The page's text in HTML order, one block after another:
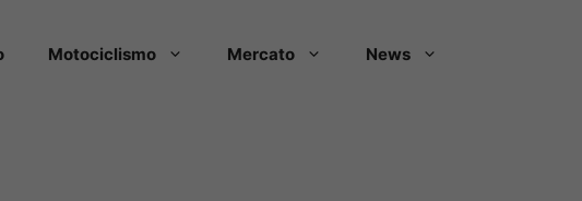
Motociclismo Mercato News